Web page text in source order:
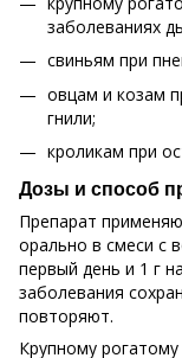
заболеваниях
свиньям при
овцам и козам
гнили;
кроликам при
Дозы и способ
Препарат
орально в смеси с
первый день и 1 г
заболевания
повторяют.
Крупному